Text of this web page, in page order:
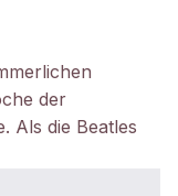
der
Als die Beatles